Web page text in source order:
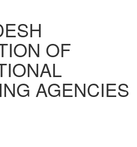
OF
AGENCIES